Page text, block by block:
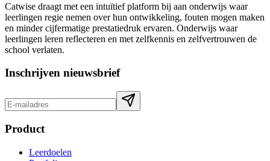
Catwise draagt met een intuïtief platform bij aan onderwijs waar
leerlingen regie nemen over hun ontwikkeling, fouten mogen maken
en minder cijfermatige prestatiedruk ervaren. Onderwijs waar
leerlingen leren reflecteren en met zelfkennis en zelfvertrouwen de
school verlaten.
Inschrijven nieuwsbrief
Product
Leerdoelen